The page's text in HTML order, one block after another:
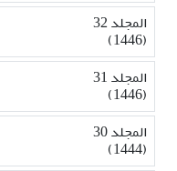
المجلد 32
(1446)
المجلد 31
(1446)
المجلد 30
(1444)